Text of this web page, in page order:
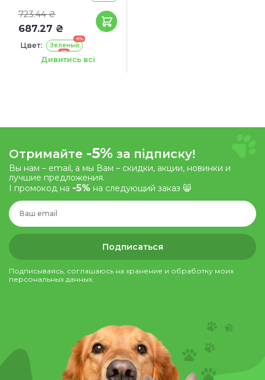
723.44 ₴
687.27 ₴
Цвет:
-5%
Зеленый
-5%
Оранжевый
-5%
Дивитись всі
Отримайте -5% за підписку!
Вы нам – email, а мы Вам – скидки, акции, новинки и
лучшие предложения.
І промокод на -5% на следующий заказ 😸
Подписаться
Подписываясь, соглашаюсь на хранение и обработку моих
персональных данных.